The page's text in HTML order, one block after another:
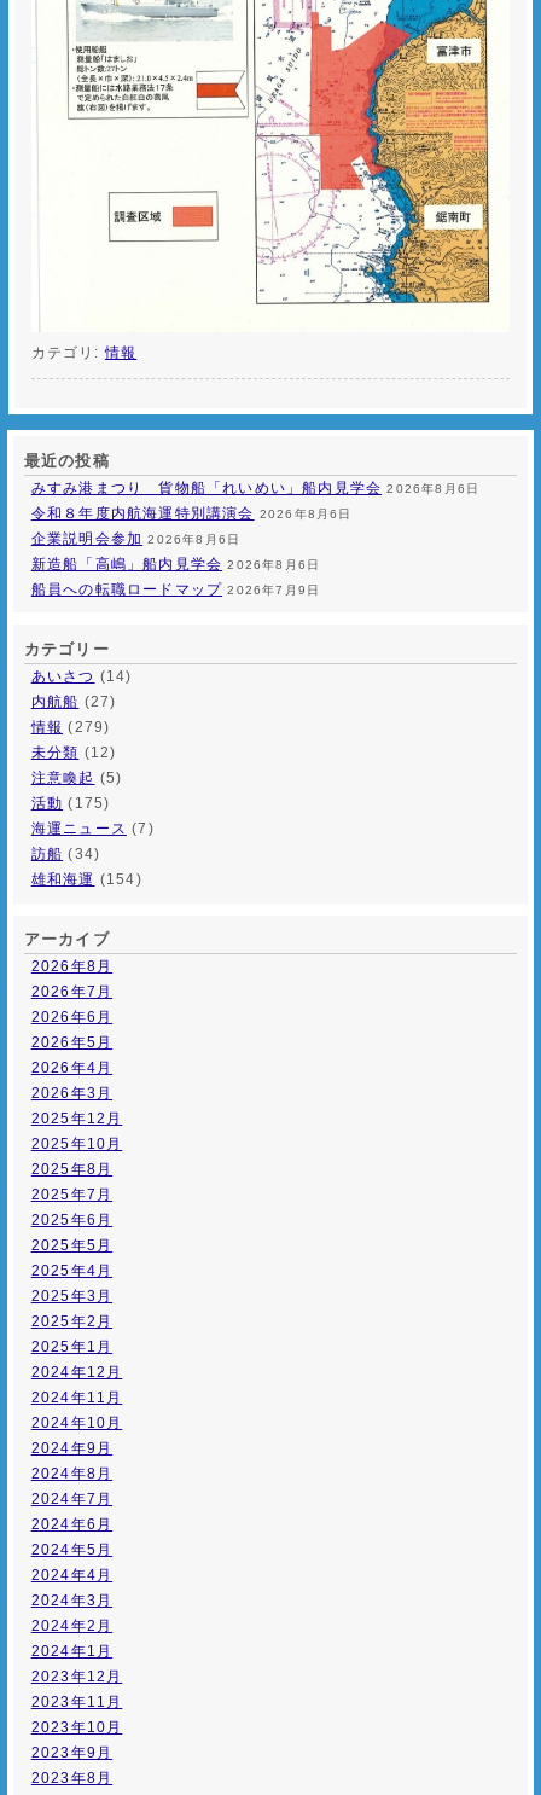
カテゴリ:情報
最近の投稿
みすみ港まつり 貨物船「れいめい」船内見学会 2026年8月6日
令和８年度内航海運特別講演会 2026年8月6日
企業説明会参加 2026年8月6日
新造船「高嶋」船内見学会 2026年8月6日
船員への転職ロードマップ 2026年7月9日
カテゴリー
あいさつ (14)
内航船 (27)
情報 (279)
未分類 (12)
注意喚起 (5)
活動 (175)
海運ニュース (7)
訪船 (34)
雄和海運 (154)
アーカイブ
2026年8月
2026年7月
2026年6月
2026年5月
2026年4月
2026年3月
2025年12月
2025年10月
2025年8月
2025年7月
2025年6月
2025年5月
2025年4月
2025年3月
2025年2月
2025年1月
2024年12月
2024年11月
2024年10月
2024年9月
2024年8月
2024年7月
2024年6月
2024年5月
2024年4月
2024年3月
2024年2月
2024年1月
2023年12月
2023年11月
2023年10月
2023年9月
2023年8月